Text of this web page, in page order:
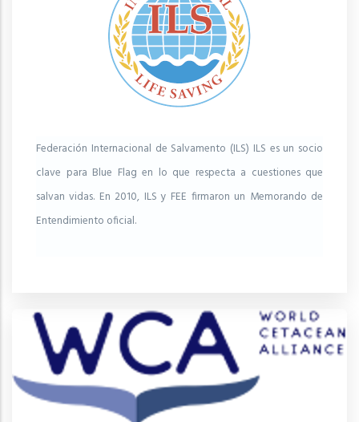
Federación Internacional de Salvamento (ILS) ILS es un socio
clave para Blue Flag en lo que respecta a cuestiones que
salvan vidas. En 2010, ILS y FEE firmaron un Memorando de
Entendimiento oficial.